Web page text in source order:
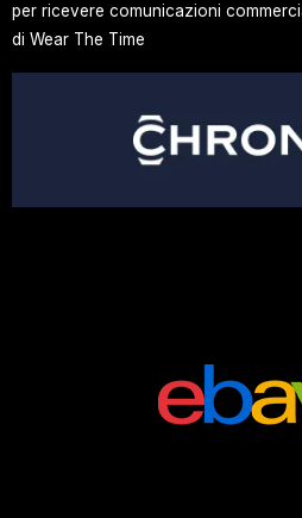
per ricevere comunicazioni
di Wear The Time